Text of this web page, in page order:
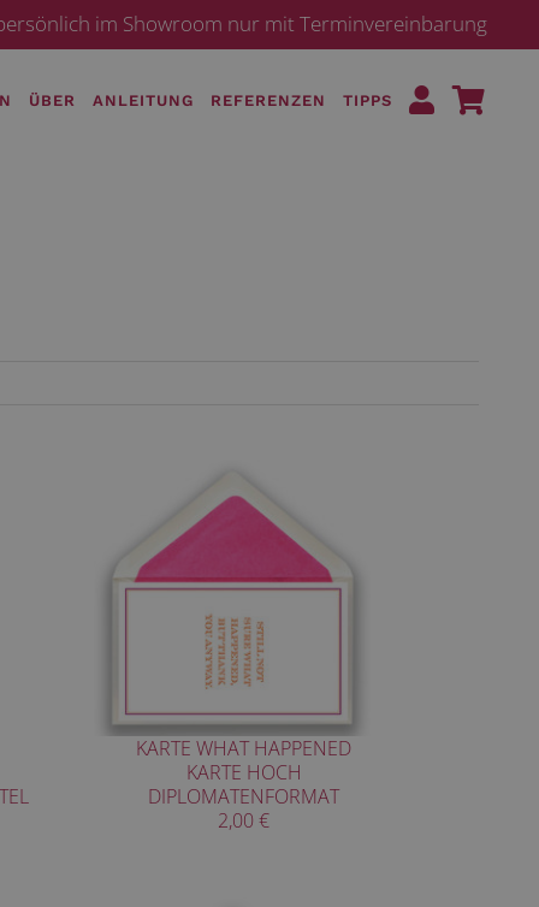
im Showroom nur mit Terminvereinbarung
ÜBER ANLEITUNG REFERENZEN TIPPS
KARTE WHAT HAPPENED
KARTE HOCH
DIPLOMATENFORMAT
2,00 €